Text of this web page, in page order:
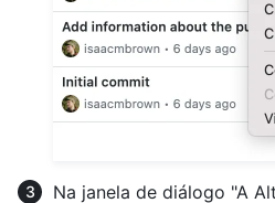
Na janela de diálogo "A